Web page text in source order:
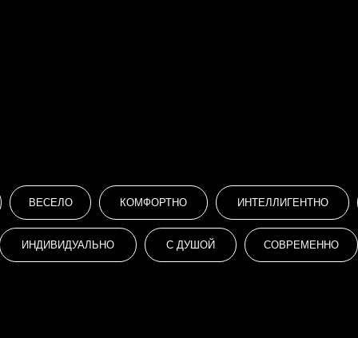
КОМФОРТНО ИНТЕЛЛИГЕНТНО
ВЕСЕЛО
С ДУШОЙ
ИНДИВИДУАЛЬНО СОВРЕМЕННО